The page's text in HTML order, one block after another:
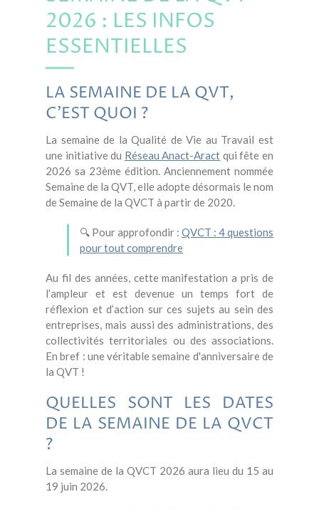
2026 : LES INFOS
ESSENTIELLES
LA SEMAINE DE LA QVT,
C’EST QUOI ?
La semaine de la Qualité de Vie au Travail est
une initiative du Réseau Anact-Aract qui fête en
2026 sa 23ème édition. Anciennement nommée
Semaine de la QVT, elle adopte désormais le nom
de Semaine de la QVCT à partir de 2020.
🔍 Pour approfondir : QVCT : 4 questions
pour tout comprendre
Au fil des années, cette manifestation a pris de
l’ampleur et est devenue un temps fort de
réflexion et d’action sur ces sujets au sein des
entreprises, mais aussi des administrations, des
collectivités territoriales ou des associations.
En bref : une véritable semaine d'anniversaire de
la QVT !
QUELLES SONT LES DATES
DE LA SEMAINE DE LA QVCT
?
La semaine de la QVCT 2026 aura lieu du 15 au
19 juin 2026.